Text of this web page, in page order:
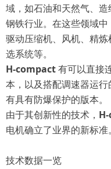
域，如石油和天然气、
钢铁行业。在这些领域
驱动压缩机、风机、精
选系统等。
H-compact有可以直接
本，以及搭配调速器运
有具有防爆保护的版本。
由于其创新性的技术，
电机确立了业界的新标准。
技术数据一览